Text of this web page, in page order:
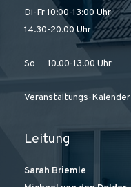
Di-Fr 10:00-13:00 Uhr
14.30-20.00 Uhr
So 10.00-13.00 Uhr
Veranstaltungs-Kalender
Leitung
Sarah Briemle